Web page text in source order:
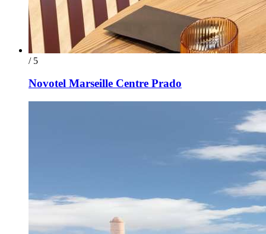
/ 5
Novotel Marseille Centre Prado